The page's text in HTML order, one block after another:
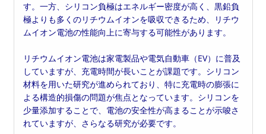
す。一方、シリコン負極はエネルギー密度が高く、黒鉛負
極よりも多くのリチウムイオンを吸収できるため、リチウ
ムイオン電池の性能向上に寄与する可能性があります。
リチウムイオン電池は家電製品や電気自動車（EV）に普及
していますが、充電時間が長いことが課題です。シリコン
材料を用いた研究が進められており、特に充電時の膨張に
よる構造的損傷の問題が焦点となっています。シリコンを
少量添加することで、電池の安全性が高まることが示唆さ
れていますが、さらなる研究が必要です。